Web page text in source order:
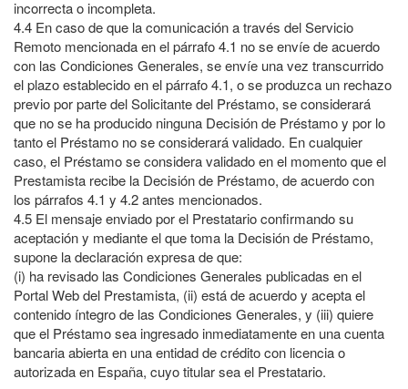
incorrecta o incompleta.
4.4 En caso de que la comunicación a través del Servicio
Remoto mencionada en el párrafo 4.1 no se envíe de acuerdo
con las Condiciones Generales, se envíe una vez transcurrido
el plazo establecido en el párrafo 4.1, o se produzca un rechazo
previo por parte del Solicitante del Préstamo, se considerará
que no se ha producido ninguna Decisión de Préstamo y por lo
tanto el Préstamo no se considerará validado. En cualquier
caso, el Préstamo se considera validado en el momento que el
Prestamista recibe la Decisión de Préstamo, de acuerdo con
los párrafos 4.1 y 4.2 antes mencionados.
4.5 El mensaje enviado por el Prestatario confirmando su
aceptación y mediante el que toma la Decisión de Préstamo,
supone la declaración expresa de que:
(i) ha revisado las Condiciones Generales publicadas en el
Portal Web del Prestamista, (ii) está de acuerdo y acepta el
contenido íntegro de las Condiciones Generales, y (iii) quiere
que el Préstamo sea ingresado inmediatamente en una cuenta
bancaria abierta en una entidad de crédito con licencia o
autorizada en España, cuyo titular sea el Prestatario.